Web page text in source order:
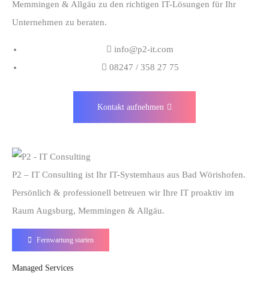
Memmingen & Allgäu zu den richtigen IT-Lösungen für Ihr
Unternehmen zu beraten.
info@p2-it.com
08247 / 358 27 75
Kontakt aufnehmen
P2 – IT Consulting ist Ihr IT-Systemhaus aus Bad Wörishofen.
Persönlich & professionell betreuen wir Ihre IT proaktiv im
Raum Augsburg, Memmingen & Allgäu.
Fernwartung starten
Managed Services